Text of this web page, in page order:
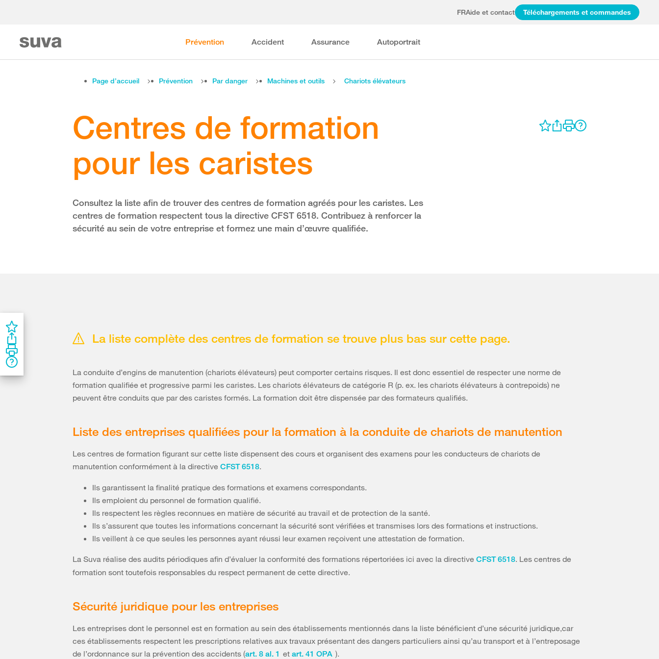
FRAide et contact Téléchargements et commandes
Prévention Accident Assurance Autoportrait
Page d’accueil Prévention Par danger Machines et outils Chariots élévateurs
Centres de formation
pour les caristes
Consultez la liste afin de trouver des centres de formation agréés pour les caristes. Les
centres de formation respectent tous la directive CFST 6518. Contribuez à renforcer la
sécurité au sein de votre entreprise et formez une main d’œuvre qualifiée.
La liste complète des centres de formation se trouve plus bas sur cette page.
La conduite d’engins de manutention (chariots élévateurs) peut comporter certains risques. Il est donc essentiel de respecter une norme de
formation qualifiée et progressive parmi les caristes. Les chariots élévateurs de catégorie R (p. ex. les chariots élévateurs à contrepoids) ne
peuvent être conduits que par des caristes formés. La formation doit être dispensée par des formateurs qualifiés.
Liste des entreprises qualifiées pour la formation à la conduite de chariots de manutention
Les centres de formation figurant sur cette liste dispensent des cours et organisent des examens pour les conducteurs de chariots de
manutention conformément à la directiveCFST 6518.
Ils garantissent la finalité pratique des formations et examens correspondants.
Ils emploient du personnel de formation qualifié.
Ils respectent les règles reconnues en matière de sécurité au travail et de protection de la santé.
Ils s’assurent que toutes les informations concernant la sécurité sont vérifiées et transmises lors des formations et instructions.
Ils veillent à ce que seules les personnes ayant réussi leur examen reçoivent une attestation de formation.
La Suva réalise des audits périodiques afin d’évaluer la conformité des formations répertoriées ici avec la directiveCFST 6518. Les centres de
formation sont toutefois responsables du respect permanent de cette directive.
Sécurité juridique pour les entreprises
Les entreprises dont le personnel est en formation au sein des établissements mentionnés dans la liste bénéficient d’une sécurité juridique,car
ces établissements respectent les prescriptions relatives aux travaux présentant des dangers particuliers ainsi qu’au transport et à l’entreposage
de l’ordonnance sur la prévention des accidents (art. 8 al. 1 etart. 41 OPA ).